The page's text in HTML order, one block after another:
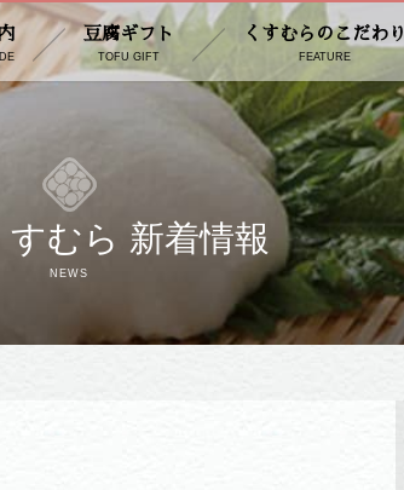
くすむらのこだわり
FEATURE
豆腐ギフト
TOFU GIFT
むら 新着情報
NEWS